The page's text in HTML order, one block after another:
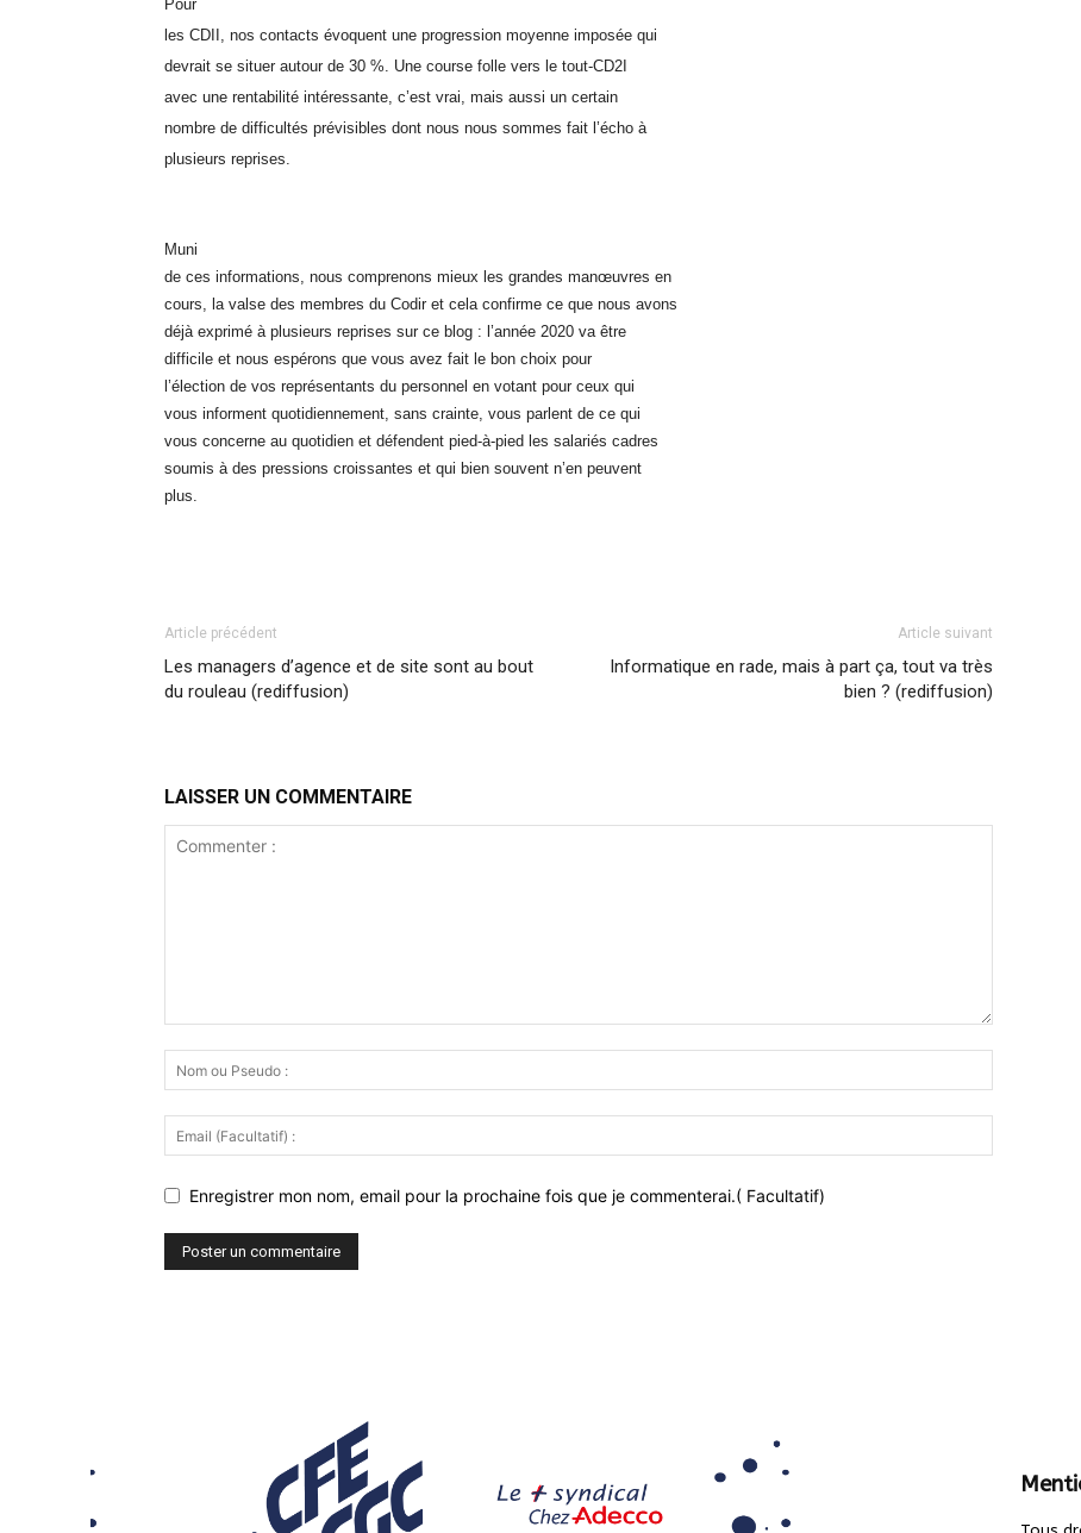
Pour
les CDII, nos contacts évoquent une progression moyenne imposée qui
devrait se situer autour de 30 %. Une course folle vers le tout-CD2I
avec une rentabilité intéressante, c’est vrai, mais aussi un certain
nombre de difficultés prévisibles dont nous nous sommes fait l’écho à
plusieurs reprises.
Muni
de ces informations, nous comprenons mieux les grandes manœuvres en
cours, la valse des membres du Codir et cela confirme ce que nous avons
déjà exprimé à plusieurs reprises sur ce blog : l’année 2020 va être
difficile et nous espérons que vous avez fait le bon choix pour
l’élection de vos représentants du personnel en votant pour ceux qui
vous informent quotidiennement, sans crainte, vous parlent de ce qui
vous concerne au quotidien et défendent pied-à-pied les salariés cadres
soumis à des pressions croissantes et qui bien souvent n’en peuvent
plus.
Article précédent
Les managers d’agence et de site sont au bout
du rouleau (rediffusion)
Article suivant
Informatique en rade, mais à part ça, tout va très
bien ? (rediffusion)
LAISSER UN COMMENTAIRE
Enregistrer mon nom, email pour la prochaine fois que je commenterai.( Facultatif)